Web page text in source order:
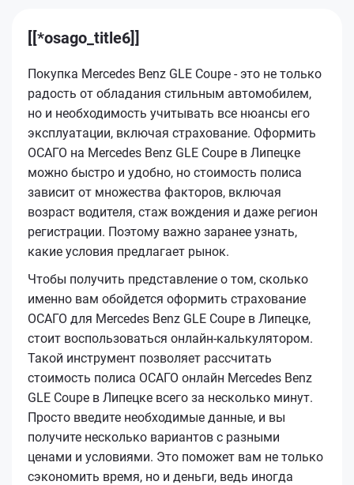
[[*osago_title6]]
Покупка Mercedes Benz GLE Coupe - это не только
радость от обладания стильным автомобилем,
но и необходимость учитывать все нюансы его
эксплуатации, включая страхование. Оформить
ОСАГО на Mercedes Benz GLE Coupe в Липецке
можно быстро и удобно, но стоимость полиса
зависит от множества факторов, включая
возраст водителя, стаж вождения и даже регион
регистрации. Поэтому важно заранее узнать,
какие условия предлагает рынок.
Чтобы получить представление о том, сколько
именно вам обойдется оформить страхование
ОСАГО для Mercedes Benz GLE Coupe в Липецке,
стоит воспользоваться онлайн-калькулятором.
Такой инструмент позволяет рассчитать
стоимость полиса ОСАГО онлайн Mercedes Benz
GLE Coupe в Липецке всего за несколько минут.
Просто введите необходимые данные, и вы
получите несколько вариантов с разными
ценами и условиями. Это поможет вам не только
сэкономить время, но и деньги, ведь иногда